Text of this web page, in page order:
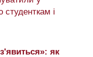
студенткам і
як